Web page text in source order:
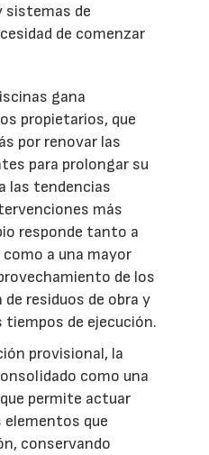
sistemas de
de comenzar
gana
propietarios, que
por renovar las
para prolongar su
las tendencias
más
responde tanto a
a una mayor
de los
residuos de obra y
de ejecución.
provisional, la
como una
permite actuar
que
conservando